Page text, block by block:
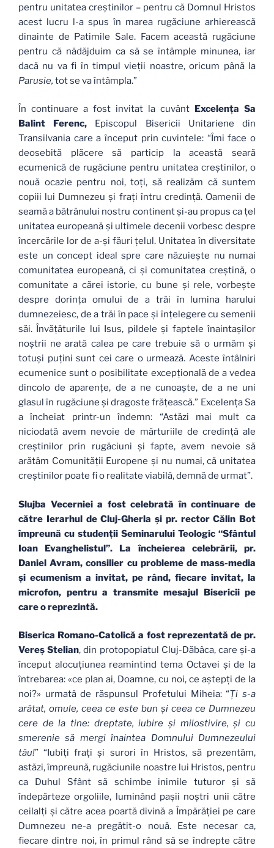
pentru unitatea creştinilor – pentru că Domnul Hristos
acest lucru l-a spus în marea rugăciune arhierească
dinainte de Patimile Sale. Facem această rugăciune
pentru că nădăjduim ca să se întâmple minunea, iar
dacă nu va fi în timpul vieţii noastre, oricum până la
Parusie, tot se va întâmpla.”
În continuare a fost invitat la cuvânt Excelenţa Sa
Balint Ferenc, Episcopul Bisericii Unitariene din
Transilvania care a început prin cuvintele: “Îmi face o
deosebită plăcere să particip la această seară
ecumenică de rugăciune pentru unitatea creştinilor, o
nouă ocazie pentru noi, toţi, să realizăm că suntem
copiii lui Dumnezeu şi fraţi întru credinţă. Oamenii de
seamă a bătrânului nostru continent şi-au propus ca ţel
unitatea europeană şi ultimele decenii vorbesc despre
încercările lor de a-şi făuri ţelul. Unitatea în diversitate
este un concept ideal spre care năzuieşte nu numai
comunitatea europeană, ci şi comunitatea creştină, o
comunitate a cărei istorie, cu bune şi rele, vorbeşte
despre dorinţa omului de a trăi în lumina harului
dumnezeiesc, de a trăi în pace şi înţelegere cu semenii
săi. Învăţăturile lui Isus, pildele şi faptele înaintaşilor
noştrii ne arată calea pe care trebuie să o urmăm şi
totuşi puţini sunt cei care o urmează. Aceste întâlniri
ecumenice sunt o posibilitate excepţională de a vedea
dincolo de aparenţe, de a ne cunoaşte, de a ne uni
glasul în rugăciune şi dragoste frăţească.” Excelenţa Sa
a încheiat printr-un îndemn: “Astăzi mai mult ca
niciodată avem nevoie de mărturiile de credinţă ale
creştinilor prin rugăciuni şi fapte, avem nevoie să
arătăm Comunităţii Europene şi nu numai, că unitatea
creştinilor poate fi o realitate viabilă, demnă de urmat”.
Slujba Vecerniei a fost celebrată în continuare de
către Ierarhul de Cluj-Gherla şi pr. rector Călin Bot
împreună cu studenţii Seminarului Teologic “Sfântul
Ioan Evanghelistul”.
La încheierea celebrării, pr.
Daniel Avram, consilier cu probleme de mass-media
şi ecumenism a invitat, pe rând, fiecare invitat, la
microfon, pentru a transmite mesajul Bisericii pe
care o reprezintă.
Biserica Romano-Catolică a fost reprezentată de pr.
Vereş Stelian, din protopopiatul Cluj-Dăbâca, care şi-a
început alocuţiunea reamintind tema Octavei şi de la
întrebarea: «ce plan ai, Doamne, cu noi, ce aştepţi de la
noi?» urmată de răspunsul Profetului Miheia: “Ţi s-a
arătat, omule, ceea ce este bun şi ceea ce Dumnezeu
cere de la tine: dreptate, iubire şi milostivire, şi cu
smerenie să mergi înaintea Domnului Dumnezeului
tău!” “Iubiţi fraţi şi surori în Hristos, să prezentăm,
astăzi, împreună, rugăciunile noastre lui Hristos, pentru
ca Duhul Sfânt să schimbe inimile tuturor şi să
îndepărteze orgoliile, luminând paşii noştri unii către
ceilalţi şi către acea poartă divină a Împărăţiei pe care
Dumnezeu ne-a pregătit-o nouă. Este necesar ca,
fiecare dintre noi, în primul rând să se îndrepte către